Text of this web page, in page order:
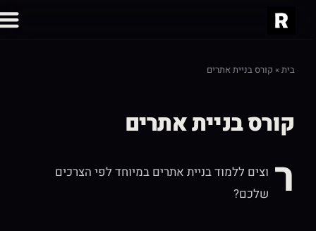
בית»קורס בניית אתרים
קורס בניית אתרים
ר וצים ללמוד בניית אתרים במיוחד לפי הצרכים
שלכם?